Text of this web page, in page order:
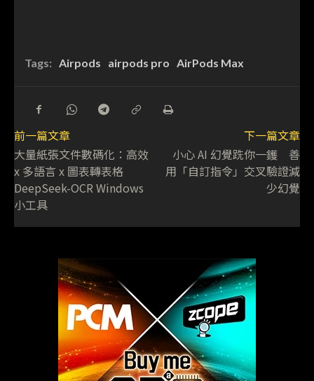
Tags: Airpods airpods pro AirPods Max
前一篇文章
大量紙張文件數碼化：高效
x 多語言 x 圖表轉表格
DeepSeek-OCR Windows
小工具
下一篇文章
小心 AI 幻覺跣你一鑊 善
用「自訂指令」交叉驗證減
少幻覺